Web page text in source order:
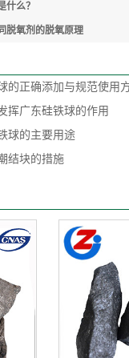
什么？
脱氧剂的脱氧原理
的正确添加与规范使用
挥广东硅铁球的作用
球的主要用途
结块的措施